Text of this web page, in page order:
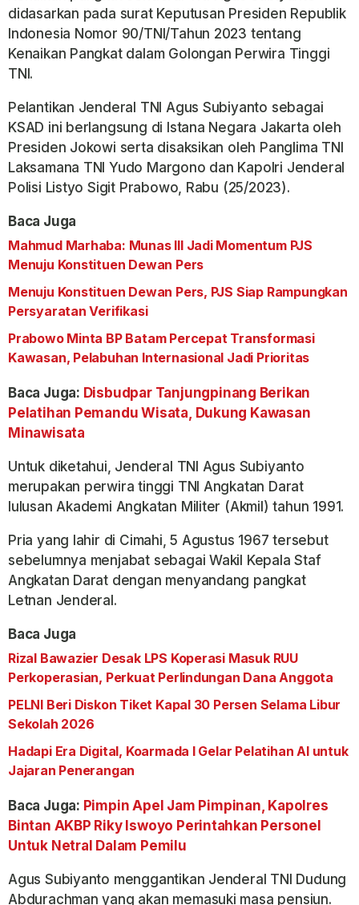
didasarkan pada surat Keputusan Presiden Republik
Indonesia Nomor 90/TNI/Tahun 2023 tentang
Kenaikan Pangkat dalam Golongan Perwira Tinggi
TNI.
Pelantikan Jenderal TNI Agus Subiyanto sebagai
KSAD ini berlangsung di Istana Negara Jakarta oleh
Presiden Jokowi serta disaksikan oleh Panglima TNI
Laksamana TNI Yudo Margono dan Kapolri Jenderal
Polisi Listyo Sigit Prabowo, Rabu (25/2023).
Baca Juga
Mahmud Marhaba: Munas III Jadi Momentum PJS
Menuju Konstituen Dewan Pers
Menuju Konstituen Dewan Pers, PJS Siap Rampungkan
Persyaratan Verifikasi
Prabowo Minta BP Batam Percepat Transformasi
Kawasan, Pelabuhan Internasional Jadi Prioritas
Baca Juga: Disbudpar Tanjungpinang Berikan
Pelatihan Pemandu Wisata, Dukung Kawasan
Minawisata
Untuk diketahui, Jenderal TNI Agus Subiyanto
merupakan perwira tinggi TNI Angkatan Darat
lulusan Akademi Angkatan Militer (Akmil) tahun 1991.
Pria yang lahir di Cimahi, 5 Agustus 1967 tersebut
sebelumnya menjabat sebagai Wakil Kepala Staf
Angkatan Darat dengan menyandang pangkat
Letnan Jenderal.
Baca Juga
Rizal Bawazier Desak LPS Koperasi Masuk RUU
Perkoperasian, Perkuat Perlindungan Dana Anggota
PELNI Beri Diskon Tiket Kapal 30 Persen Selama Libur
Sekolah 2026
Hadapi Era Digital, Koarmada I Gelar Pelatihan AI untuk
Jajaran Penerangan
Baca Juga: Pimpin Apel Jam Pimpinan, Kapolres
Bintan AKBP Riky Iswoyo Perintahkan Personel
Untuk Netral Dalam Pemilu
Agus Subiyanto menggantikan Jenderal TNI Dudung
Abdurachman yang akan memasuki masa pensiun.